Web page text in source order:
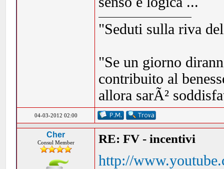
"Seduti sulla riva
"Se un giorno
contribuito al
allora sarÃ²
04-03-2012 02:00
Cher
Consul Member RE: FV - incentivi
http://